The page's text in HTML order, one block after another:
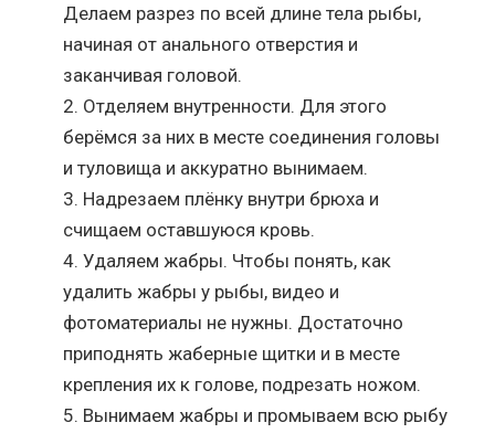
Делаем разрез по всей длине тела рыбы,
начиная от анального отверстия и
заканчивая головой.
Отделяем внутренности. Для этого
берёмся за них в месте соединения головы
и туловища и аккуратно вынимаем.
Надрезаем плёнку внутри брюха и
счищаем оставшуюся кровь.
Удаляем жабры. Чтобы понять, как
удалить жабры у рыбы, видео и
фотоматериалы не нужны. Достаточно
приподнять жаберные щитки и в месте
крепления их к голове, подрезать ножом.
Вынимаем жабры и промываем всю рыбу